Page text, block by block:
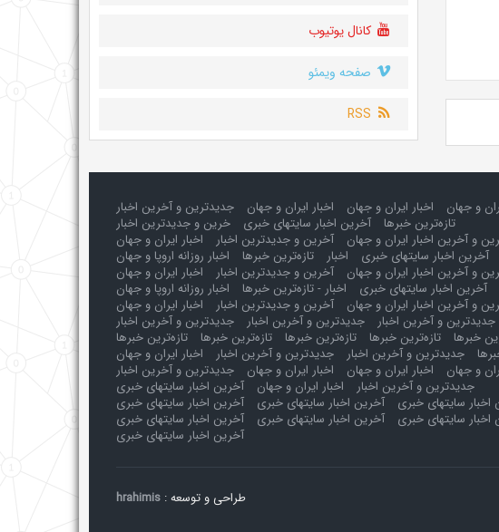
کانال یوتیوب
صفحه ویمئو
و جهان اخبار ایران و جهان اخبار ایران و جهان
جدیدترین و آخرین اخبار
تازه‌ترین خبرها
آخرین اخبار سایتهای خبری
خرین و جدیدترین اخبار
و آخرین اخبار ایران و جهان
آخرین و جدیدترین اخبار
اخبار ایران و جهان
آخرین اخبار سایتهای خبری
اخبار تازه‌ترین خبرها
اخبار روزانه اروپا و جهان
و آخرین اخبار ایران و جهان
آخرین و جدیدترین اخبار
اخبار ایران و جهان
آخرین اخبار سایتهای خبری
اخبار - تازه‌ترین خبرها
اخبار روزانه اروپا و جهان
و آخرین اخبار ایران و جهان
آخرین و جدیدترین اخبار
اخبار ایران و جهان
جدیدترین و آخرین اخبار جدیدترین و آخرین اخبار
جدیدترین و آخرین اخبار
خبرها
تازه‌ترین خبرها تازه‌ترین خبرها تازه‌ترین خبرها
تازه‌ترین خبرها
جدیدترین و آخرین اخبار جدیدترین و آخرین اخبار
اخبار ایران و جهان
و جهان
اخبار ایران و جهان اخبار ایران و جهان
جدیدترین و آخرین اخبار
جدیدترین و آخرین اخبار
اخبار ایران و جهان
آخرین اخبار سایتهای خبری
اخبار سایتهای خبری
آخرین اخبار سایتهای خبری
آخرین اخبار سایتهای خبری
اخبار سایتهای خبری
آخرین اخبار سایتهای خبری
آخرین اخبار سایتهای خبری
آخرین اخبار سایتهای خبری
طراحی و توسعه : hrahimis